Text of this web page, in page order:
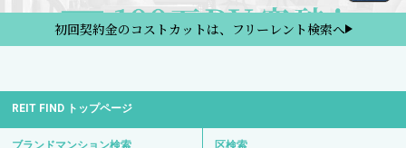
初回契約金のコストカットは、フリーレント検索へ
REIT FIND トップページ